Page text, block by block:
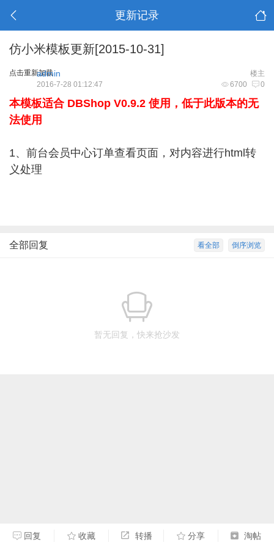
更新记录
仿小米模板更新[2015-10-31]
点击重新加载 楼主
admin
6700 0
2016-7-28 01:12:47
本模板适合 DBShop V0.9.2 使用，低于此版本的无
法使用
1、前台会员中心订单查看页面，对内容进行html转
义处理
倒序浏览
看全部
全部回复
暂无回复，快来抢沙发
回复 收藏 转播 分享 淘帖